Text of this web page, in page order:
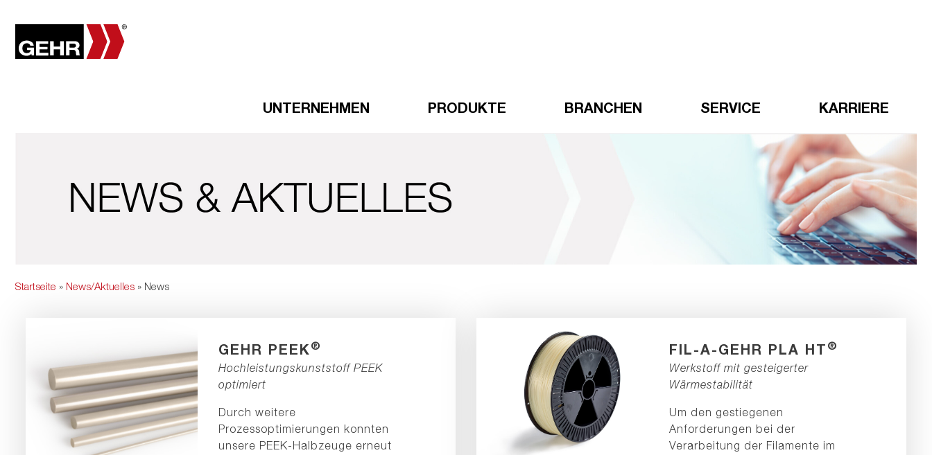
UNTERNEHMEN PRODUKTE BRANCHEN SERVICE KARRIERE
Startseite » News/Aktuelles » News
GEHR PEEK ®
Hochleistungskunststoff PEEK
optimiert
Durch weitere
Prozessoptimierungen konnten
unsere PEEK-Halbzeuge erneut
FIL-A-GEHR PLA HT ®
Werkstoff mit gesteigerter
Wärmestabilität
Um den gestiegenen
Anforderungen bei der
Verarbeitung der Filamente im